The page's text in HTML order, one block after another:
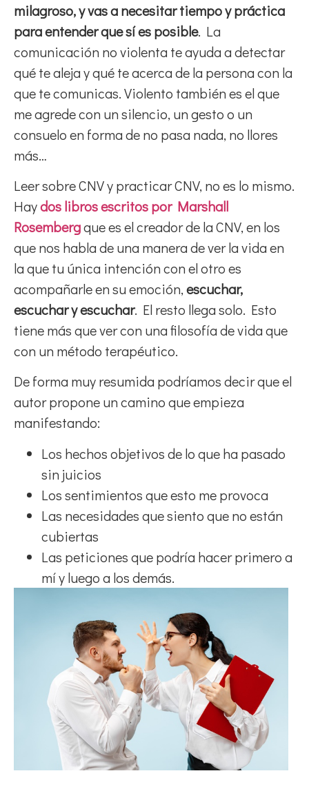
milagroso, y vas a necesitar tiempo y práctica
para entender que sí es posible. La
comunicación no violenta te ayuda a detectar
qué te aleja y qué te acerca de la persona con la
que te comunicas. Violento también es el que
me agrede con un silencio, un gesto o un
consuelo en forma de no pasa nada, no llores
más…
Leer sobre CNV y practicar CNV, no es lo mismo.
Haydos libros escritos por Marshall
Rosembergque es el creador de la CNV, en los
que nos habla de una manera de ver la vida en
la que tu única intención con el otro es
acompañarle en su emoción,escuchar,
escuchar y escuchar. El resto llega solo. Esto
tiene más que ver con una filosofía de vida que
con un método terapéutico.
De forma muy resumida podríamos decir que el
autor propone un camino que empieza
manifestando:
Los hechos objetivos de lo que ha pasado
sin juicios
Los sentimientos que esto me provoca
Las necesidades que siento que no están
cubiertas
Las peticiones que podría hacer primero a
mí y luego a los demás.